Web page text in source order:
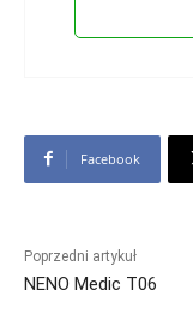
Facebook
Poprzedni artykuł
NENO Medic T06